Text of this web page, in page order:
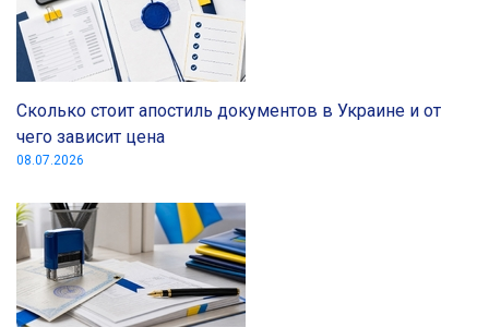
Сколько стоит апостиль документов в Украине и от
чего зависит цена
08.07.2026